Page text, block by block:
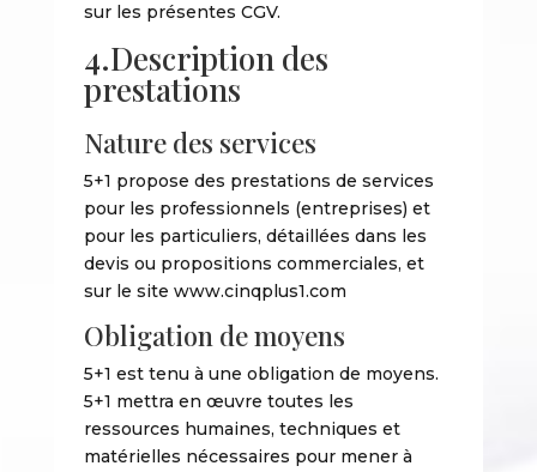
sur les présentes CGV.
4.Description des
prestations
Nature des services
5+1 propose des prestations de services
pour les professionnels (entreprises) et
pour les particuliers, détaillées dans les
devis ou propositions commerciales, et
sur le site www.cinqplus1.com
Obligation de moyens
5+1 est tenu à une obligation de moyens.
5+1 mettra en œuvre toutes les
ressources humaines, techniques et
matérielles nécessaires pour mener à